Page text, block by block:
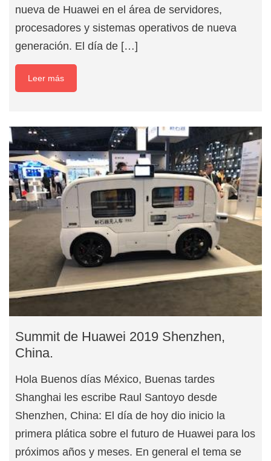
nueva de Huawei en el área de servidores,
procesadores y sistemas operativos de nueva
generación. El día de […]
Leer más
Summit de Huawei 2019 Shenzhen,
China.
Hola Buenos días México, Buenas tardes
Shanghai les escribe Raul Santoyo desde
Shenzhen, China: El día de hoy dio inicio la
primera plática sobre el futuro de Huawei para los
próximos años y meses. En general el tema se